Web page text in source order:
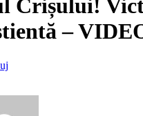
Crișului!
–